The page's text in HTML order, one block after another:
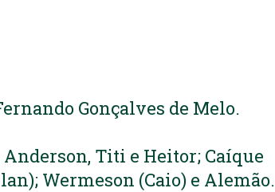
Gonçalves de Melo.
Titi e Heitor; Caíque
Wermeson (Caio) e Alemão.